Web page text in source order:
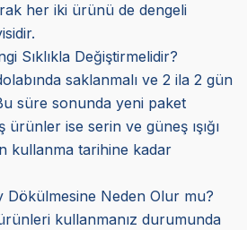
her iki ürünü de dengeli
Sıklıkla Değiştirmelidir?
saklanmalı ve 2 ila 2 gün
süre sonunda yeni paket
ürünler ise serin ve güneş ışığı
kullanma tarihine kadar
Dökülmesine Neden Olur mu?
kullanmanız durumunda